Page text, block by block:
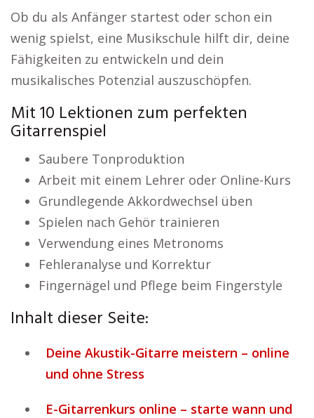
Ob du als Anfänger startest oder schon ein
wenig spielst, eine Musikschule hilft dir, deine
Fähigkeiten zu entwickeln und dein
musikalisches Potenzial auszuschöpfen.
Mit 10 Lektionen zum perfekten
Gitarrenspiel
Saubere Tonproduktion
Arbeit mit einem Lehrer oder Online-Kurs
Grundlegende Akkordwechsel üben
Spielen nach Gehör trainieren
Verwendung eines Metronoms
Fehleranalyse und Korrektur
Fingernägel und Pflege beim Fingerstyle
Inhalt dieser Seite:
Deine Akustik-Gitarre meistern – online
und ohne Stress
E-Gitarrenkurs online – starte wann und